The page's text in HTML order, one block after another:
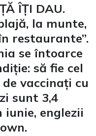
ÎȚI DAU.
la munte,
restaurante”.
se întoarce
să fie cel
vaccinați cu
sunt 3,4
iunie, englezii